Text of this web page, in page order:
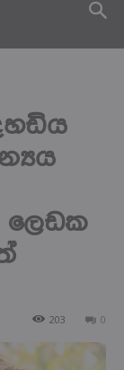
0
203